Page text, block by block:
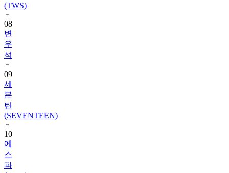
(TWS)
08
변
우
석
09
세
븐
틴
(SEVENTEEN)
10
에
스
파